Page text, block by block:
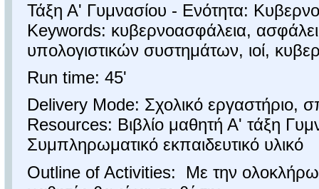
Τάξη Α' Γυμνασίου - Ενότητα:
Keywords: κυβερνοασφάλεια,
υπολογιστικών συστημάτων, ιοί,
Run time: 45'
Delivery Mode: Σχολικό εργαστήριο,
Resources: Βιβλίο μαθητή Α' τάξη
Συμπληρωματικό εκπαιδευτικό υλικό
Outline of Activities: Με την